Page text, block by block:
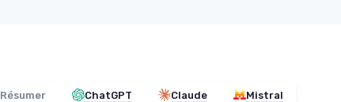
Résumer ChatGPT Claude Mistral